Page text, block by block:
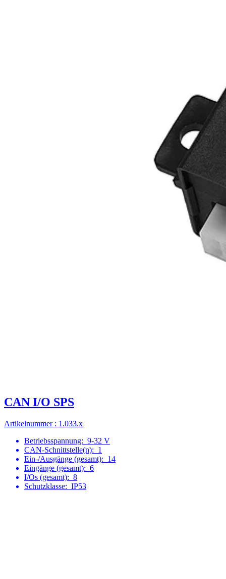
CAN I/O SPS
Artikelnummer : 1.033.x
Betriebsspannung: 9-32 V
CAN-Schnittstelle(n): 1
Ein-/Ausgänge (gesamt): 14
Eingänge (gesamt): 6
I/Os (gesamt): 8
Schutzklasse: IP53